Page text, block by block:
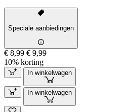
Speciale aanbiedingen
€ 8,99 € 9,99
10% korting
In winkelwagen
In winkelwagen